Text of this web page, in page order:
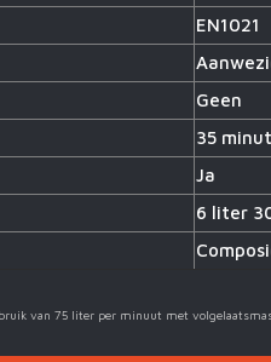
EN1021
Geen
35
Ja
6 liter
van 75 liter per minuut met